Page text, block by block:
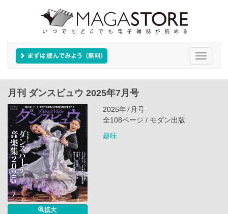
Toggle
月刊 ダンスビュウ 2025年7月号
拡大
2025年7月号
全108ページ / モダン出版
趣味